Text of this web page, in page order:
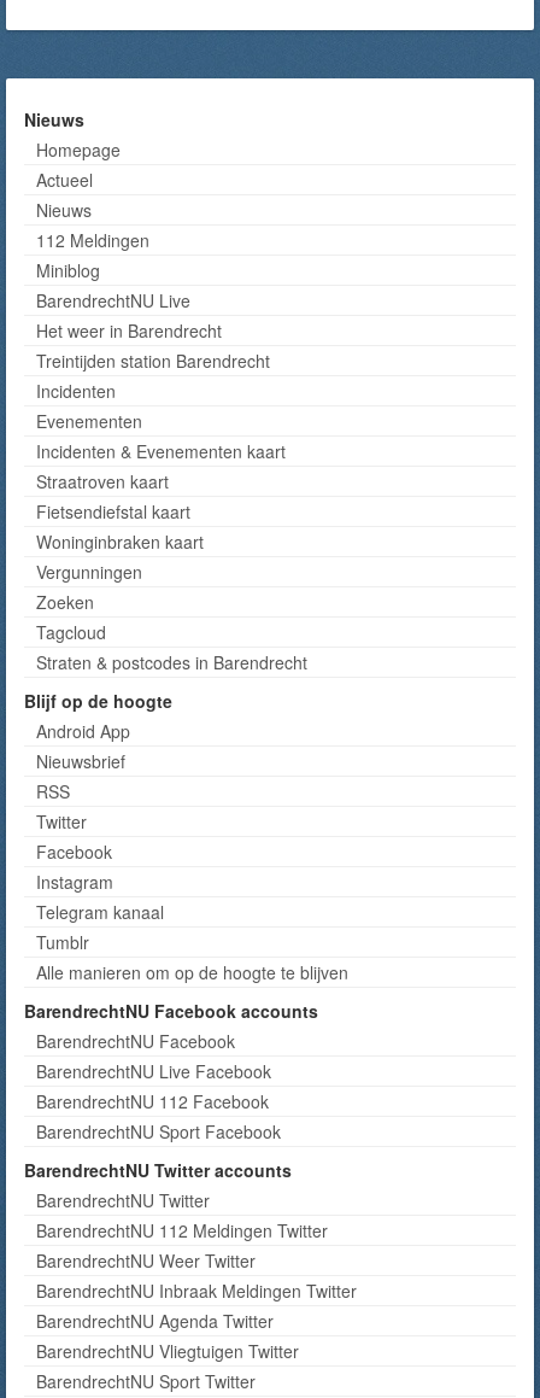
Nieuws
Homepage
Actueel
Nieuws
112 Meldingen
Miniblog
BarendrechtNU Live
Het weer in Barendrecht
Treintijden station Barendrecht
Incidenten
Evenementen
Incidenten & Evenementen kaart
Straatroven kaart
Fietsendiefstal kaart
Woninginbraken kaart
Vergunningen
Zoeken
Tagcloud
Straten & postcodes in Barendrecht
Blijf op de hoogte
Android App
Nieuwsbrief
RSS
Twitter
Facebook
Instagram
Telegram kanaal
Tumblr
Alle manieren om op de hoogte te blijven
BarendrechtNU Facebook accounts
BarendrechtNU Facebook
BarendrechtNU Live Facebook
BarendrechtNU 112 Facebook
BarendrechtNU Sport Facebook
BarendrechtNU Twitter accounts
BarendrechtNU Twitter
BarendrechtNU 112 Meldingen Twitter
BarendrechtNU Weer Twitter
BarendrechtNU Inbraak Meldingen Twitter
BarendrechtNU Agenda Twitter
BarendrechtNU Vliegtuigen Twitter
BarendrechtNU Sport Twitter